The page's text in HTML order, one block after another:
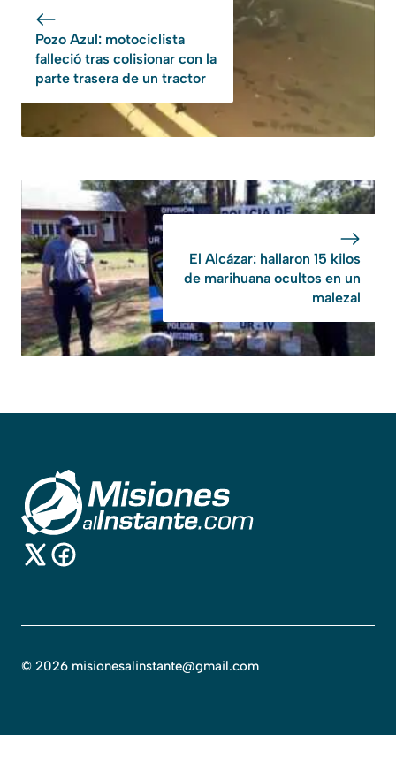
Pozo Azul: motociclista
falleció tras colisionar con la
parte trasera de un tractor
El Alcázar: hallaron 15 kilos
de marihuana ocultos en un
malezal
© 2026 misionesalinstante@gmail.com